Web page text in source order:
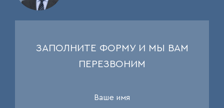
ЗАПОЛНИТЕ ФОРМУ И МЫ ВАМ
ПЕРЕЗВОНИМ